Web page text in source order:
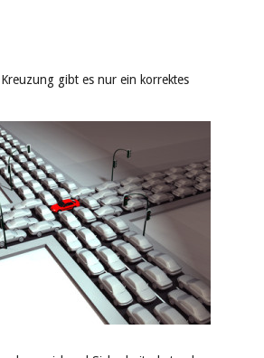
gibt es nur ein korrektes